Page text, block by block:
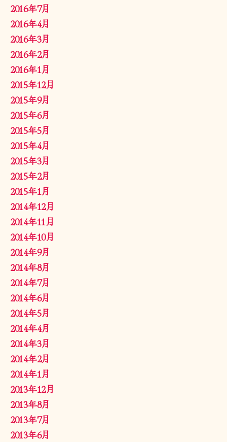
2016年7月
2016年4月
2016年3月
2016年2月
2016年1月
2015年12月
2015年9月
2015年6月
2015年5月
2015年4月
2015年3月
2015年2月
2015年1月
2014年12月
2014年11月
2014年10月
2014年9月
2014年8月
2014年7月
2014年6月
2014年5月
2014年4月
2014年3月
2014年2月
2014年1月
2013年12月
2013年8月
2013年7月
2013年6月